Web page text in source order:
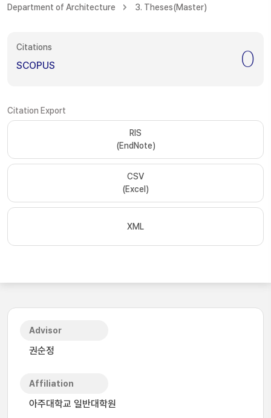
Department of Architecture
3. Theses(Master)
Citations
SCOPUS 0
Citation Export
RIS
(EndNote)
CSV
(Excel)
XML
Advisor
권순정
Affiliation
아주대학교 일반대학원